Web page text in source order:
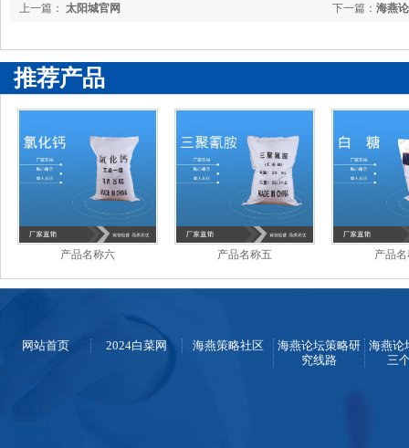
下一篇： 海燕
上一篇： 太阳城官网
推荐产品
产品名称六 产品名称五 产品
网站首页 2024白菜网 海燕策略社区
海燕论坛策略研
究线路
海燕论
三